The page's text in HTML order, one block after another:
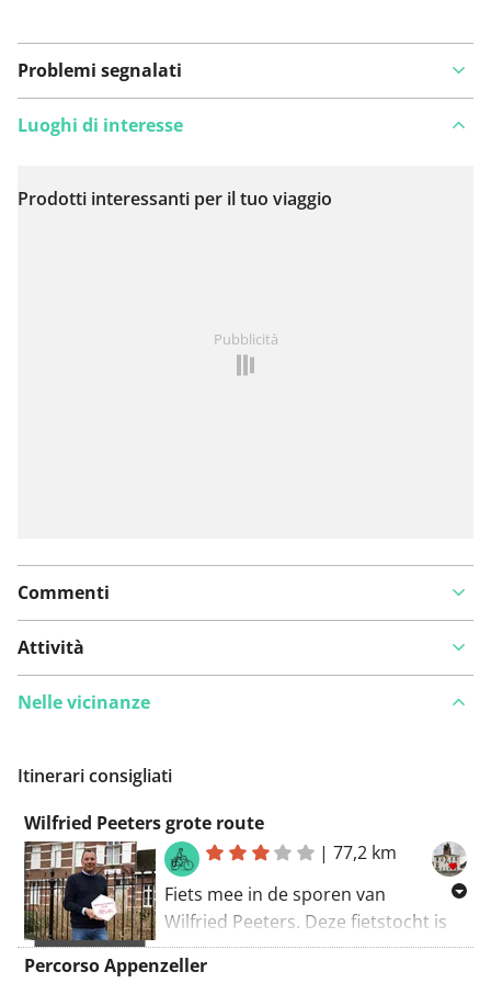
Problemi segnalati
Visualizza sulla mappa
Luoghi di interesse
Prodotti interessanti per il tuo viaggio
Pubblicità
Commenti
Attività
Nelle vicinanze
Itinerari consigliati
Wilfried Peeters grote route
SPONSORIZZATO
|77,2 km
Fiets mee in de sporen van
Wilfried Peeters. Deze fietstocht is
77 kilometer lang en bestaat uit
twee lussen van 30 en 47 kilometer.
Percorso Appenzeller